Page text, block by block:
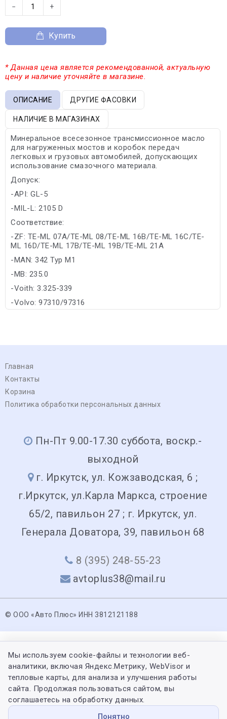
− +
Купить
* Данная цена является рекомендованной, актуальную
цену и наличие уточняйте в магазине.
ОПИСАНИЕ ДРУГИЕ ФАСОВКИ
НАЛИЧИЕ В МАГАЗИНАХ
Минеральное всесезонное трансмиссионное масло
для нагруженных мостов и коробок передач
легковых и грузовых автомобилей, допускающих
использование смазочного материала.
Допуск:
-API: GL-5
-MIL-L: 2105 D
Соответствие:
-ZF: TE-ML 07A/TE-ML 08/TE-ML 16B/TE-ML 16C/TE-
ML 16D/TE-ML 17B/TE-ML 19B/TE-ML 21A
-MAN: 342 Typ M1
-MB: 235.0
-Voith: 3.325-339
-Volvo: 97310/97316
Главная
Контакты
Корзина
Политика обработки персональных данных
Пн-Пт 9.00-17.30 суббота, воскр.-
выходной
г. Иркутск, ул. Кожзаводская, 6 ;
г.Иркутск, ул.Карла Маркса, строение
65/2, павильон 27 ; г. Иркутск, ул.
Генерала Доватора, 39, павильон 68
8 (395) 248-55-23
avtoplus38@mail.ru
© ООО «Авто Плюс» ИНН 3812121188
Мы используем cookie-файлы и технологии веб-
аналитики, включая Яндекс.Метрику, WebVisor и
тепловые карты, для анализа и улучшения работы
сайта. Продолжая пользоваться сайтом, вы
соглашаетесь на обработку данных.
Понятно